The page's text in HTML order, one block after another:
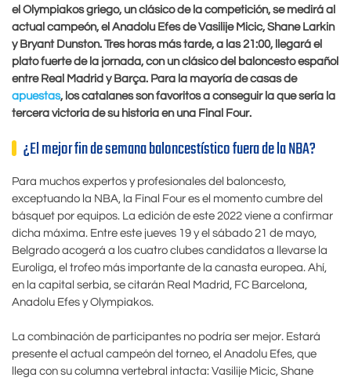
el Olympiakos griego, un clásico de la competición, se medirá al
actual campeón, el Anadolu Efes de Vasilije Micic, Shane Larkin
y Bryant Dunston. Tres horas más tarde, a las 21:00, llegará el
plato fuerte de la jornada, con un clásico del baloncesto español
entre Real Madrid y Barça. Para la mayoría de casas de
apuestas, los catalanes son favoritos a conseguir la que sería la
tercera victoria de su historia en una Final Four.
¿El mejor fin de semana baloncestístico fuera de la NBA?
Para muchos expertos y profesionales del baloncesto,
exceptuando la NBA, la Final Four es el momento cumbre del
básquet por equipos. La edición de este 2022 viene a confirmar
dicha máxima. Entre este jueves 19 y el sábado 21 de mayo,
Belgrado acogerá a los cuatro clubes candidatos a llevarse la
Euroliga, el trofeo más importante de la canasta europea. Ahí,
en la capital serbia, se citarán Real Madrid, FC Barcelona,
Anadolu Efes y Olympiakos.
La combinación de participantes no podría ser mejor. Estará
presente el actual campeón del torneo, el Anadolu Efes, que
llega con su columna vertebral intacta: Vasilije Micic, Shane